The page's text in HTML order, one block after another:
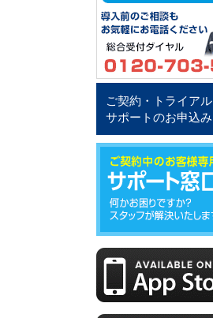
ご契約・トライアル
サポートのお申込み